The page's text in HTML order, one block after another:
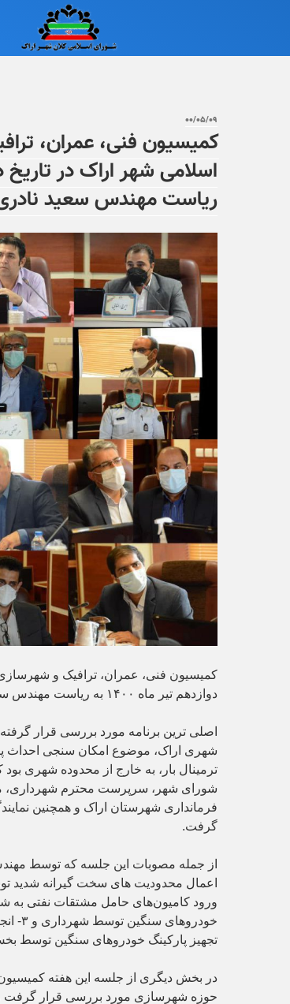
۰۰/۰۵/۰۹
کمیسیون فنی، عمران،
ریاست مهندس سعید
کمیسیون فنی، عمران، ترافیک و
دوازدهم تیر ماه ۱۴۰۰ به ریاست مهندس سعید نادری تشکیل شد.
اصلی ترین برنامه مورد بررسی قرار
شهری اراک، موضوع امکان سنجی احداث
ترمینال بار، به خارج از محدوده شهری
شورای شهر، سرپرست محترم شهرداری،
فرمانداری شهرستان اراک و همچنین
گرفت.
اعمال محدودیت های سخت گیرانه شدید
تجهیز پارکینگ خودروهای سنگین توسط
در بخش دیگری از جلسه این هفته
حوزه شهرسازی مورد بررسی قرار گرفت